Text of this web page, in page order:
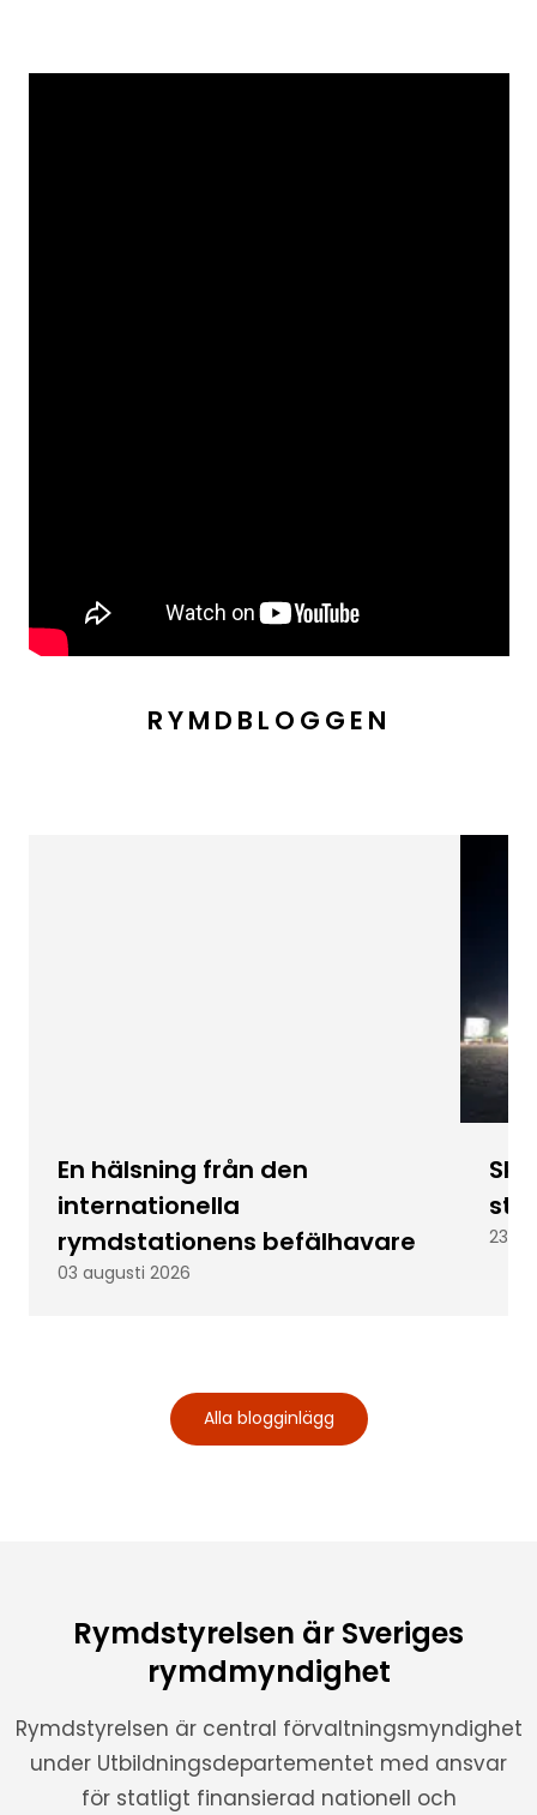
RYMDBLOGGEN
En hälsning från den
internationella
rymdstationens befälhavare
03 augusti 2026
23
Alla blogginlägg
Rymdstyrelsen är Sveriges
rymdmyndighet
Rymdstyrelsen är central förvaltningsmyndighet
under Utbildningsdepartementet med ansvar
för statligt finansierad nationell och